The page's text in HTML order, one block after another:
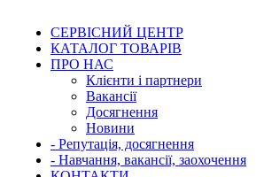
СЕРВІСНИЙ ЦЕНТР
КАТАЛОГ ТОВАРІВ
ПРО НАС
Клієнти і партнери
Вакансії
Досягнення
Новини
- Репутація, досягнення
- Навчання, вакансії, заохочення